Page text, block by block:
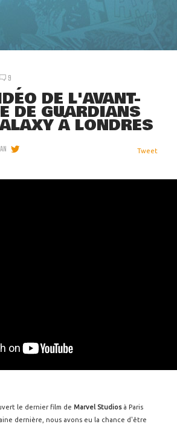
9
DE L'AVANT-
DE GUARDIANS
À LONDRES
Tweet
le dernier film de Marvel Studiosà Paris
dernière, nous avons eu la chance d'être